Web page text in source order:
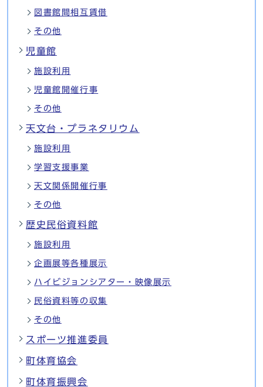
図書館間相互賃借
その他
児童館
施設利用
児童館開催行事
その他
天文台・プラネタリウム
施設利用
学習支援事業
天文関係開催行事
その他
歴史民俗資料館
施設利用
企画展等各種展示
ハイビジョンシアター・映像展示
民俗資料等の収集
その他
スポーツ推進委員
町体育協会
町体育振興会